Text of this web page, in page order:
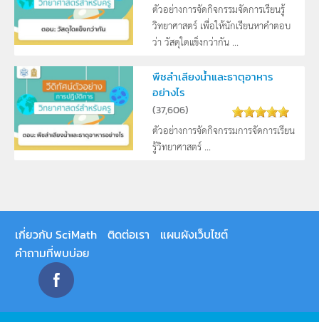
ตัวอย่างการจัดกิจกรรมจัดการเรียนรู้
วิทยาศาสตร์ เพื่อให้นักเรียนหาคำตอบ
ว่า วัสดุใดแข็งกว่ากัน ...
พืชลำเลียงน้ำและธาตุอาหาร
อย่างไร
(37,606)
ตัวอย่างการจัดกิจกรรมการจัดการเรียน
รู้วิทยาศาสตร์ ...
เกี่ยวกับ SciMath ติดต่อเรา
แผนผังเว็บไซต์
คำถามที่พบบ่อย